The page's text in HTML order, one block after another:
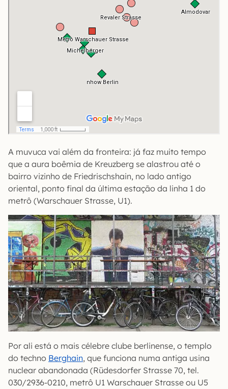
A muvuca vai além da fronteira: já faz muito tempo
que a aura boêmia de Kreuzberg se alastrou até o
bairro vizinho de Friedrischshain, no lado antigo
oriental, ponto final da última estação da linha 1 do
metrô (Warschauer Strasse, U1).
Por ali está o mais célebre clube berlinense, o templo
do techno Berghain, que funciona numa antiga usina
nuclear abandonada (Rüdesdorfer Strasse 70, tel.
030/2936-0210, metrô U1 Warschauer Strasse ou U5